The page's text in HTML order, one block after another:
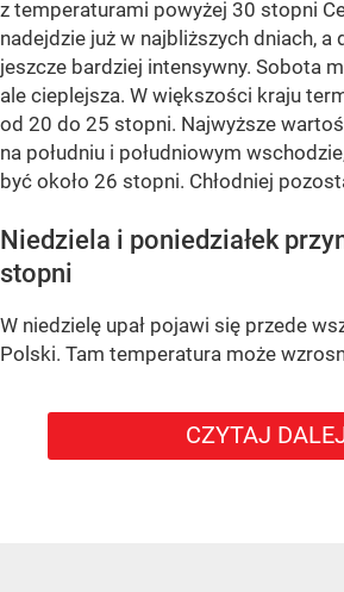
z temperaturami powyżej 30 stopni
nadejdzie już w najbliższych dniach, a
jeszcze bardziej intensywny. Sobota
ale cieplejsza. W większości kraju
od 20 do 25 stopni. Najwyższe
na południu i południowym
być około 26 stopni. Chłodniej
Niedziela i poniedziałek
stopni
W niedzielę upał pojawi się przede
Polski. Tam temperatura może
CZYTAJ